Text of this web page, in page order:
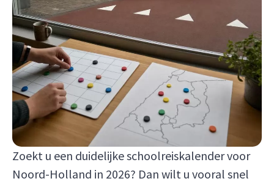
Zoekt u een duidelijke schoolreiskalender voor
Noord-Holland in 2026? Dan wilt u vooral snel